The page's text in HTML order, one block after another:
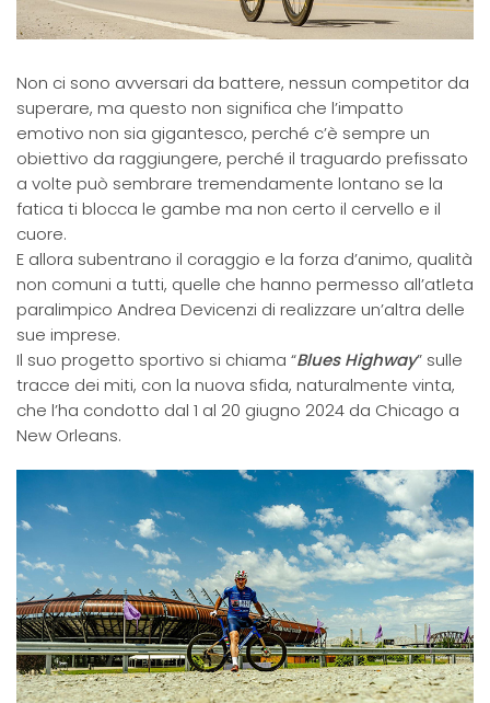
Non ci sono avversari da battere, nessun competitor da
superare, ma questo non significa che l’impatto
emotivo non sia gigantesco, perché c’è sempre un
obiettivo da raggiungere, perché il traguardo prefissato
a volte può sembrare tremendamente lontano se la
fatica ti blocca le gambe ma non certo il cervello e il
cuore.
E allora subentrano il coraggio e la forza d’animo, qualità
non comuni a tutti, quelle che hanno permesso all’atleta
paralimpico Andrea Devicenzi di realizzare un’altra delle
sue imprese.
Il suo progetto sportivo si chiama “Blues Highway” sulle
tracce dei miti, con la nuova sfida, naturalmente vinta,
che l’ha condotto dal 1 al 20 giugno 2024 da Chicago a
New Orleans.